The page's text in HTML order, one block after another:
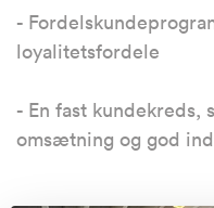
-
loyalitetsfordele
- En fast kundekreds,
omsætning og god